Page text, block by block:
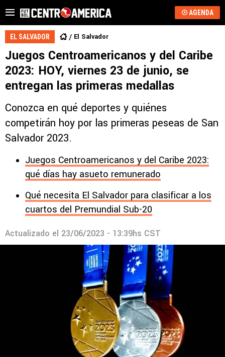
AGENDA
EL SALVADOR El Salvador
Juegos Centroamericanos y del Caribe
2023: HOY, viernes 23 de junio, se
entregan las primeras medallas
Conozca en qué deportes y quiénes
competirán hoy por las primeras peseas de San
Salvador 2023.
Juegos Centroamericanos y del Caribe 2023:
qué días hay asueto remunerado
Qué necesita El Salvador para clasificar a los
cuartos del Premundial Sub-20
Actualizado el 23/06/2023 - 13:39hs CST